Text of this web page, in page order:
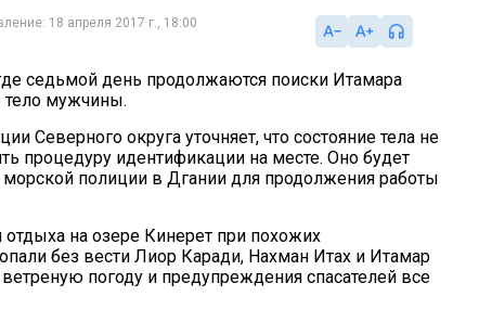
18 апреля 2017 г., 18:00
седьмой день продолжаются поиски Итамара
мужчины.
Северного округа уточняет, что состояние тела не
процедуру идентификации на месте. Оно будет
морской полиции в Дгании для продолжения работы
на озере Кинерет при похожих
без вести Лиор Каради, Нахман Итах и Итамар
погоду и предупреждения спасателей все